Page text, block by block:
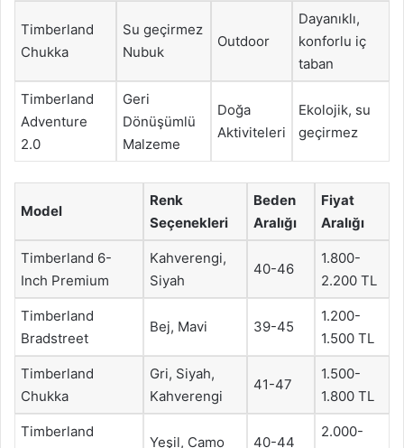
Timberland
Chukka
Su geçirmez
Nubuk
Outdoor
Dayanıklı,
konforlu iç
taban
Timberland
Adventure
2.0
Geri
Dönüşümlü
Malzeme
Doğa
Aktiviteleri
Ekolojik, su
geçirmez
Model
Renk
Seçenekleri
Beden
Aralığı
Fiyat
Aralığı
Timberland 6-
Inch Premium
Kahverengi,
Siyah
40-46
1.800-
2.200 TL
Timberland
Bradstreet
Bej, Mavi 39-45
1.200-
1.500 TL
Timberland
Chukka
Gri, Siyah,
Kahverengi
41-47
1.500-
1.800 TL
Timberland
Yeşil, Camo 40-44
2.000-